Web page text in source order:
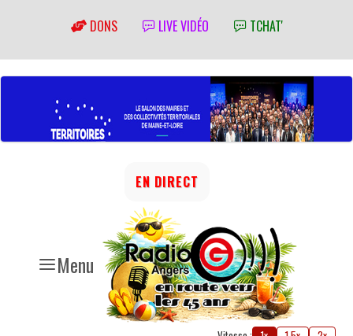
DONS LIVE VIDÉO TCHAT'
Menu
EN DIRECT